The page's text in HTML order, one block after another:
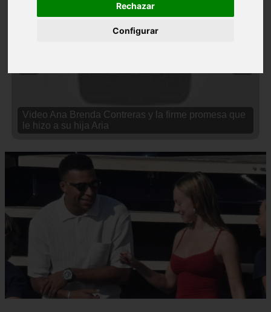
Rechazar
Configurar
Video Ana Brenda Contreras y la firme promesa que
le hizo a su hija Aria